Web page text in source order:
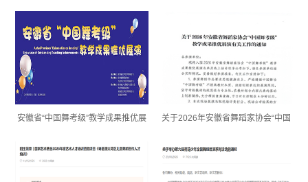
安徽省“中国舞考级”教学成果推优展
关于2026年安徽省舞蹈家协会“中国